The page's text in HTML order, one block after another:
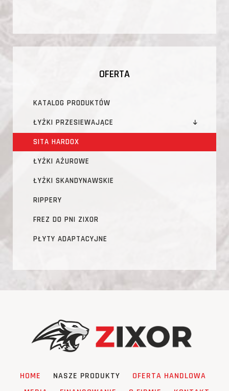
OFERTA
KATALOG PRODUKTÓW
ŁYŻKI PRZESIEWAJĄCE
SITA HARDOX
ŁYŻKI AŻUROWE
ŁYŻKI SKANDYNAWSKIE
RIPPERY
FREZ DO PNI ZIXOR
PŁYTY ADAPTACYJNE
HOME NASZE PRODUKTY
OFERTA HANDLOWA